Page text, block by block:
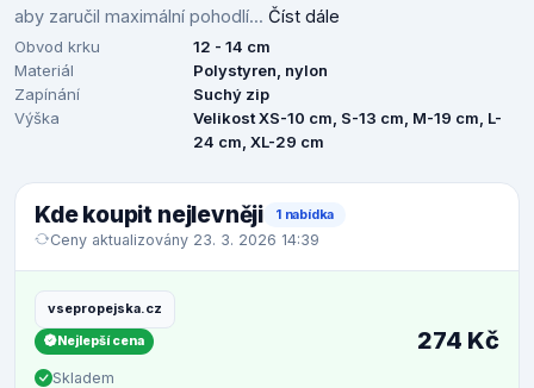
aby zaručil maximální pohodlí... Číst dále
Obvod krku
12 - 14 cm
Materiál
Polystyren, nylon
Zapínání
Suchý zip
Výška
Velikost XS-10 cm, S-13 cm, M-19 cm, L-
24 cm, XL-29 cm
Kde koupit nejlevněji 1 nabídka
Ceny aktualizovány 23. 3. 2026 14:39
vsepropejska.cz
Nejlepší cena
Skladem
274 Kč